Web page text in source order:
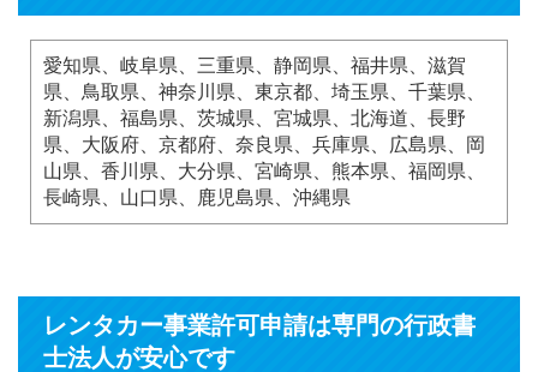
愛知県、岐阜県、三重県、静岡県、福井県、滋賀
県、鳥取県、神奈川県、東京都、埼玉県、千葉県、
新潟県、福島県、茨城県、宮城県、北海道、長野
県、大阪府、京都府、奈良県、兵庫県、広島県、岡
山県、香川県、大分県、宮崎県、熊本県、福岡県、
長崎県、山口県、鹿児島県、沖縄県
レンタカー事業許可申請は専門の行政書
士法人が安心です